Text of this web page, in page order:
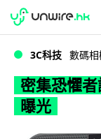
密集
WWDC 2026
3C科技 數碼
密集恐懼
曝光